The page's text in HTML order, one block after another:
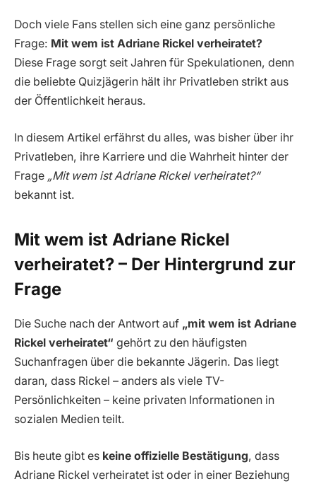
Doch viele Fans stellen sich eine ganz persönliche
Frage: Mit wem ist Adriane Rickel verheiratet?
Diese Frage sorgt seit Jahren für Spekulationen, denn
die beliebte Quizjägerin hält ihr Privatleben strikt aus
der Öffentlichkeit heraus.
In diesem Artikel erfährst du alles, was bisher über ihr
Privatleben, ihre Karriere und die Wahrheit hinter der
Frage „Mit wem ist Adriane Rickel verheiratet?“
bekannt ist.
Mit wem ist Adriane Rickel
verheiratet? – Der Hintergrund zur
Frage
Die Suche nach der Antwort auf „mit wem ist Adriane
Rickel verheiratet“ gehört zu den häufigsten
Suchanfragen über die bekannte Jägerin. Das liegt
daran, dass Rickel – anders als viele TV-
Persönlichkeiten – keine privaten Informationen in
sozialen Medien teilt.
Bis heute gibt es keine offizielle Bestätigung, dass
Adriane Rickel verheiratet ist oder in einer Beziehung